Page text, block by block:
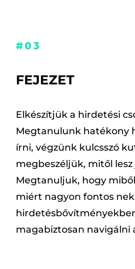
#03
FEJEZET
Elkészítjük a hirdetési
Megtanulunk hatékony
írni, végzünk kulcsszó
megbeszéljük, mitől lesz
Megtanuljuk, hogy miből
miért nagyon fontos
magabiztosan navigálni